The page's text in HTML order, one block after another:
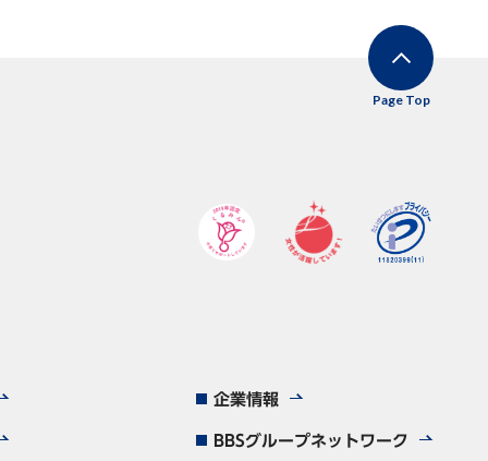
企業情報
BBSグループネットワーク
Page Top